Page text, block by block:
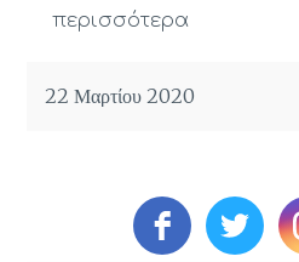
περισσότερα
22 Μαρτίου 2020